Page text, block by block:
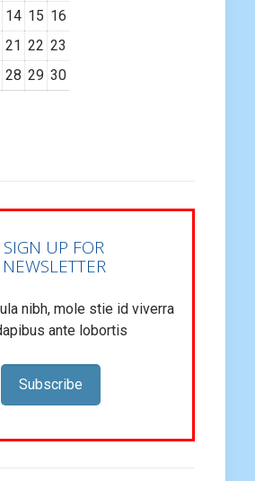
14 15 16
21 22 23
28 29 30
SIGN UP FOR
NEWSLETTER
nibh, mole stie id viverra
ante lobortis
Subscribe